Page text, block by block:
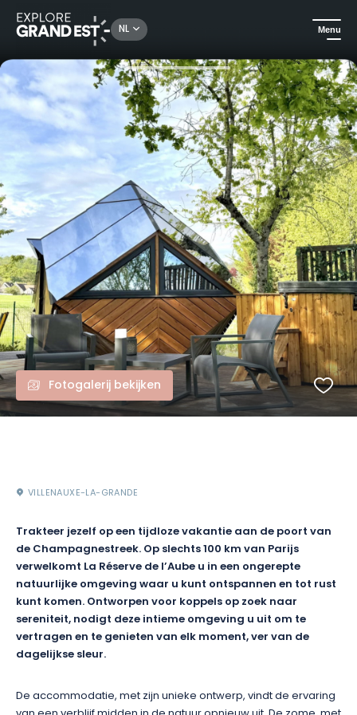
NL Menu
Kijk je ogen uit in de Grand Est Ongewone nacht in Champagne
Fotogalerij bekijken
VILLENAUXE-LA-GRANDE
Trakteer jezelf op een tijdloze vakantie aan de poort van
de Champagnestreek. Op slechts 100 km van Parijs
verwelkomt La Réserve de l’Aube u in een ongerepte
natuurlijke omgeving waar u kunt ontspannen en tot rust
kunt komen. Ontworpen voor koppels op zoek naar
sereniteit, nodigt deze intieme omgeving u uit om te
vertragen en te genieten van elk moment, ver van de
dagelijkse sleur.
De accommodatie, met zijn unieke ontwerp, vindt de ervaring